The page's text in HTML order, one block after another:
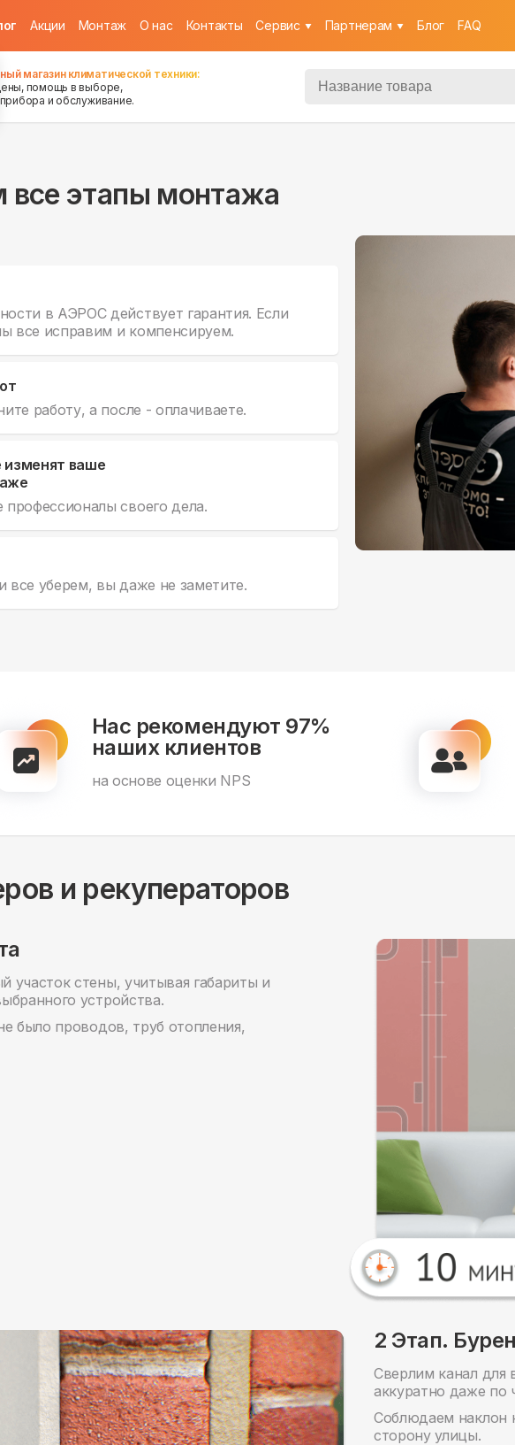
Акции Монтаж О нас Контакты Cервис Партнерам Блог FAQ
магазин климатической техники:
помощь в выборе,
прибора и обслуживание.
все этапы монтажа
в АЭРОС действует гарантия. Если
все исправим и компенсируем.
работу, а после - оплачиваете.
изменят ваше
своего дела.
уберем, вы даже не заметите.
Нас рекомендуют 97%
наших клиентов
на основе оценки NPS
и рекуператоров
участок стены, учитывая габариты и
устройства.
было проводов, труб отопления,
2 Этап.
Сверлим канал для
аккуратно даже по
Соблюдаем наклон
сторону улицы.